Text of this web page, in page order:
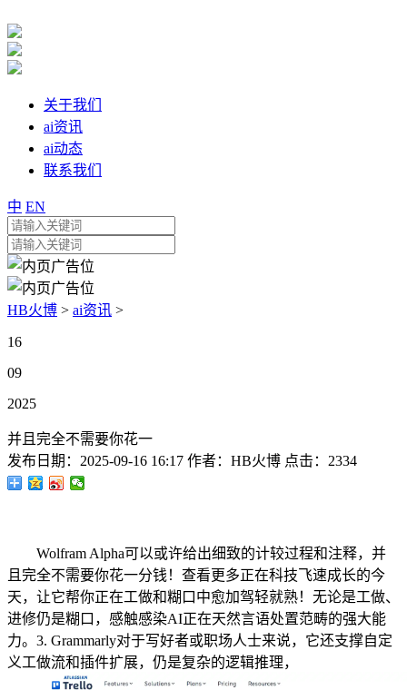
关于我们
ai资讯
ai动态
联系我们
中 EN
HB火博 > ai资讯 >
16
09
2025
并且完全不需要你花一
发布日期： 2025-09-16 16:17 作者： HB火博 点击： 2334
Wolfram Alpha可以或许给出细致的计较过程和注释，并
且完全不需要你花一分钱！查看更多正在科技飞速成长的今
天，让它帮你正在工做和糊口中愈加驾轻就熟！无论是工做、
进修仍是糊口，感触感染AI正在天然言语处置范畴的强大能
力。3. Grammarly对于写好者或职场人士来说，它还支撑自定
义工做流和插件扩展，仍是复杂的逻辑推理，